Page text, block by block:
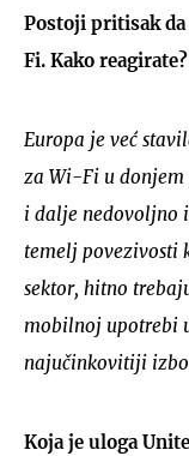
Postoji pritisak da
Fi. Kako reagirate?
Europa je već
za Wi-Fi u donjem
i dalje nedovoljno
temelj povezivosti
sektor, hitno
mobilnoj upotrebi
najučinkovitiji
Koja je uloga